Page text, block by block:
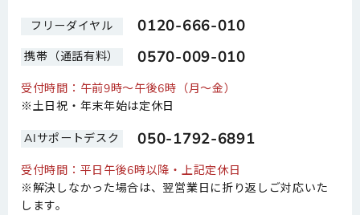
フリーダイヤル 0120-666-010
携帯（通話有料） 0570-009-010
受付時間：午前9時～午後6時（月～金）
※土日祝・年末年始は定休日
AIサポートデスク 050-1792-6891
受付時間：平日午後6時以降・上記定休日
※解決しなかった場合は、翌営業日に折り返しご対応いた
します。